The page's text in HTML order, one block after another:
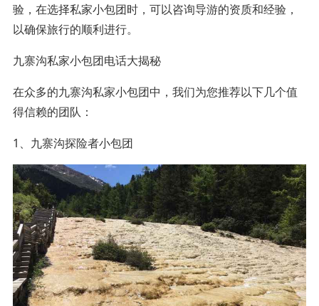
验，在选择私家小包团时，可以咨询导游的资质和经验，
以确保旅行的顺利进行。
九寨沟私家小包团电话大揭秘
在众多的九寨沟私家小包团中，我们为您推荐以下几个值
得信赖的团队：
1、九寨沟探险者小包团